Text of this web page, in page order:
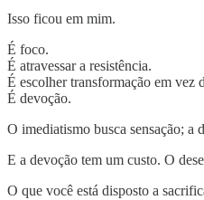
Isso ficou em mim.
É foco.
É atravessar a resistência.
É escolher transformação em vez
É devoção.
O imediatismo busca sensação; a
E a devoção tem um custo. O
O que você está disposto a